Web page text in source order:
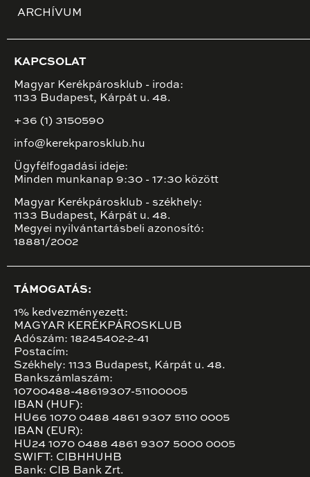
ARCHÍVUM
KAPCSOLAT
Magyar Kerékpárosklub - iroda:
1133 Budapest, Kárpát u. 48.
+36 (1) 3150590
info@kerekparosklub.hu
Ügyfélfogadási ideje:
Minden munkanap 9:30 - 17:30 között
Magyar Kerékpárosklub - székhely:
1133 Budapest, Kárpát u. 48.
Megyei nyilvántartásbeli azonosító:
18881/2002
TÁMOGATÁS:
1% kedvezményezett:
MAGYAR KERÉKPÁROSKLUB
Adószám: 18245402-2-41
Postacím:
Székhely: 1133 Budapest, Kárpát u. 48.
Bankszámlaszám:
10700488-48619307-51100005
IBAN (HUF):
HU66 1070 0488 4861 9307 5110 0005
IBAN (EUR):
HU24 1070 0488 4861 9307 5000 0005
SWIFT: CIBHHUHB
Bank: CIB Bank Zrt.